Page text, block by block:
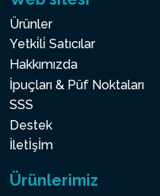
Ürünler
Yetki̇li̇ Satıcılar
Hakkımızda
İpuçları & Püf Noktaları
SSS
Destek
İletİşİm
Ürünlerimiz